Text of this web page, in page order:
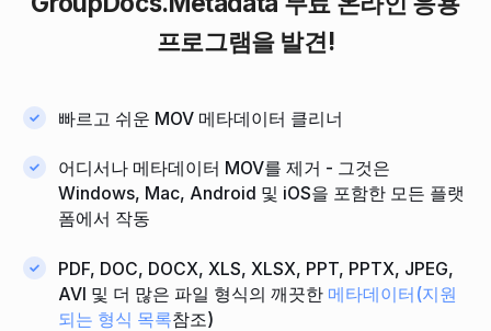
프로그램을 발견!
빠르고 쉬운 MOV 메타데이터 클리너
어디서나 메타데이터 MOV를 제거 - 그것은
Windows, Mac, Android 및 iOS을 포함한 모든 플랫
폼에서 작동
PDF, DOC, DOCX, XLS, XLSX, PPT, PPTX, JPEG,
AVI 및 더 많은 파일 형식의 깨끗한 메타데이터(지원
되는 형식 목록참조)